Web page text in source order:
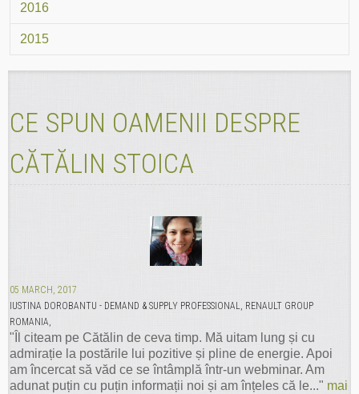
2016
2015
CE SPUN OAMENII DESPRE
CĂTĂLIN STOICA
05 MARCH, 2017
IUSTINA DOROBANTU - DEMAND & SUPPLY PROFESSIONAL, RENAULT GROUP
ROMANIA,
"Îl citeam pe Cătălin de ceva timp. Mă uitam lung și cu
admirație la postările lui pozitive și pline de energie. Apoi
am încercat să văd ce se întâmplă într-un webminar. Am
adunat puțin cu puțin informații noi și am înțeles că le..." mai